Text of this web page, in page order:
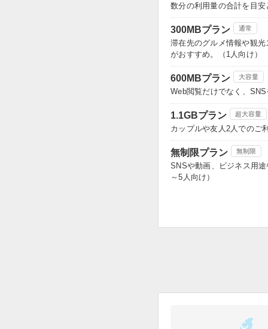
数分の利用量の合計を目
300MBプラン 通常
滞在先のグルメ情報や観
がおすすめ。（1人向け）
600MBプラン 大容量
Web閲覧だけでなく、
1.1GBプラン 超大容量
カップルや友人2人でのご
無制限プラン 無制限
SNSや動画、ビジネス用
～5人向け）